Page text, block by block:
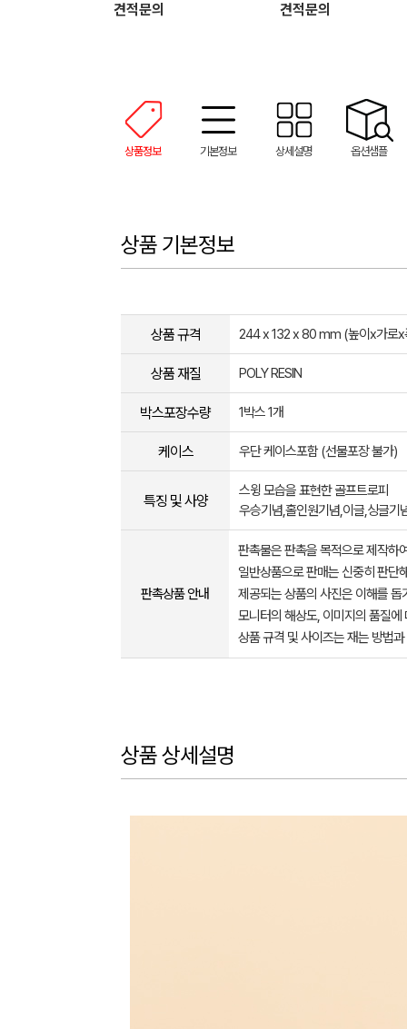
견적문의 견적문의
상품정보 기본정보 상세설명 옵션샘플
상품 기본정보
상품 규격 244 x 132 x 80 mm (높이x가로x
상품 재질 POLY RESIN
박스포장수량 1박스 1개
케이스 우단 케이스포함 (선물포장 불가)
특징 및 사양
스윙 모습을 표현한 골프트로피
우승기념,홀인원기념,이글,싱글기
판촉상품 안내
판촉물은 판촉을 목적으로 제작하
일반상품으로 판매는 신중히 판단
제공되는 상품의 사진은 이해를
모니터의 해상도, 이미지의 품질
상품 규격 및 사이즈는 재는 방법
상품 상세설명